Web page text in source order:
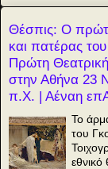
Θέσπις: Ο
και πατέρας
Πρώτη
στην Αθήνα 23
π.Χ. | Αέναη
Το
του
εθνικό